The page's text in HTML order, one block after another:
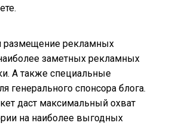
рекламных
заметных рекламных
А также специальные
генерального спонсора блога.
даст максимальный охват
на наиболее выгодных